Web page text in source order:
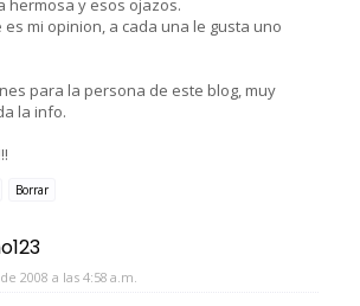
hermosa y esos ojazos.
es mi opinion, a cada una le gusta uno
para la persona de este blog, muy
la info.
Borrar
2008 a las 4:58 a.m.